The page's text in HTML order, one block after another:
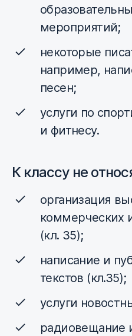
мероприятий;
некоторые
например,
песен;
услуги по
и фитнесу.
К классу не
организация
коммерческих
(кл. 35);
написание и
текстов (кл.35);
услуги
радиовещание